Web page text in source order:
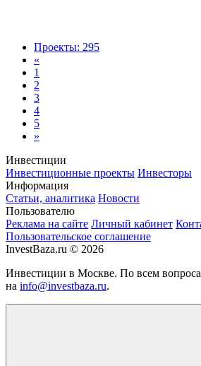
Проекты: 295
«
1
2
3
4
5
»
Инвестиции
Инвестиционные проекты Инвесторы
Информация
Статьи, аналитика Новости
Пользователю
Реклама на сайте Личный кабинет
Пользовательское соглашение
InvestBaza.ru © 2026
Инвестиции в Москве. По всем
на info@investbaza.ru.